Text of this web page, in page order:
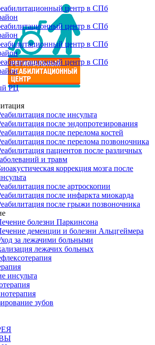
РЦ
после инсульта
после эндопротезирования
после перелома костей
после перелома позвоночника
пациентов после различных
и травм
коррекция мозга после
после артроскопии
после инфаркта миокарда
после грыжи позвоночника
болезни Паркинсона
деменции и болезни Альцгеймера
за лежачими больными
лежачих больных
инсульта
зубов